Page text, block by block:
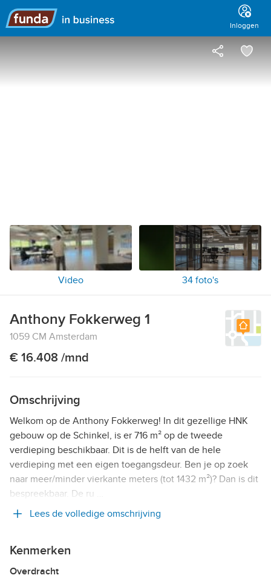
Hoofdmenu
Inloggen
Video 34 foto's
Anthony Fokkerweg 1
1059 CM Amsterdam
€ 16.408 /mnd
Omschrijving
Welkom op de Anthony Fokkerweg! In dit gezellige HNK
gebouw op de Schinkel, is er 716 m² op de tweede
verdieping beschikbaar. Dit is de helft van de hele
verdieping met een eigen toegangsdeur. Ben je op zoek
naar meer/minder vierkante meters (tot 1432 m²)? Dan is dit
bespreekbaar. De ru …
Lees de volledige omschrijving
Kenmerken
Overdracht